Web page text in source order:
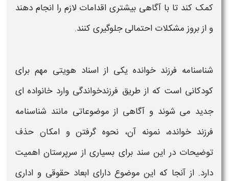
کمک کند تا با آگاهی بیشتری اقدامات لازم را انجام دهند
و از بروز مشکلات احتمالی جلوگیری کنند.
شناسنامه فرزند خوانده یکی از اسناد هویتی مهم برای
کودکانی است که از طریق فرزندخواندگی وارد خانواده‌ ای
جدید می‌ شوند و آگاهی از موضوعاتی مانند شناسنامه
فرزند خوانده،نمونهآن، نحوه گرفتنو امکان حذف
توضیحات در این سند برای بسیاری از سرپرستان اهمیت
دارد. از آنجا که این موضوع دارای ابعاد حقوقی و اداری